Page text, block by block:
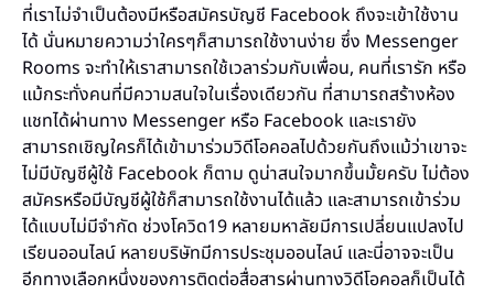
ที่เราไม่จำเป็นต้องมีหรือสมัครบัญชี Facebook ถึงจะเข้าใช้งาน
ได้ นั่นหมายความว่าใครๆก็สามารถใช้งานง่าย ซึ่ง Messenger
Rooms จะทำให้เราสามารถใช้เวลาร่วมกับเพื่อน, คนที่เรารัก หรือ
แม้กระทั่งคนที่มีความสนใจในเรื่องเดียวกัน ที่สามารถสร้างห้อง
แชทได้ผ่านทาง Messenger หรือ Facebook และเรายัง
สามารถเชิญใครก็ได้เข้ามาร่วมวิดีโอคอลไปด้วยกันถึงแม้ว่าเขาจะ
ไม่มีบัญชีผู้ใช้ Facebook ก็ตาม ดูน่าสนใจมากขึ้นมั้ยครับ ไม่ต้อง
สมัครหรือมีบัญชีผู้ใช้ก็สามารถใช้งานได้แล้ว และสามารถเข้าร่วม
ได้แบบไม่มีจำกัด ช่วงโควิด19 หลายมหาลัยมีการเปลี่ยนแปลงไป
เรียนออนไลน์ หลายบริษัทมีการประชุมออนไลน์ และนี่อาจจะเป็น
อีกทางเลือกหนึ่งของการติดต่อสื่อสารผ่านทางวิดีโอคอลก็เป็นได้